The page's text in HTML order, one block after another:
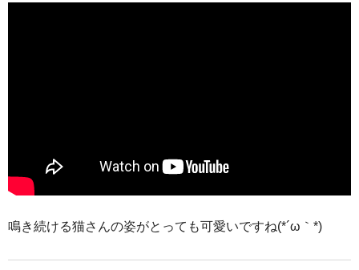
鳴き続ける猫さんの姿がとっても可愛いですね(*´ω｀*)